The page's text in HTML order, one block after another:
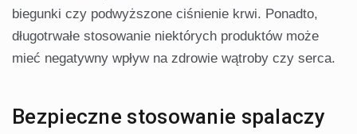
biegunki czy podwyższone ciśnienie krwi. Ponadto,
długotrwałe stosowanie niektórych produktów może
mieć negatywny wpływ na zdrowie wątroby czy serca.
Bezpieczne stosowanie spalaczy